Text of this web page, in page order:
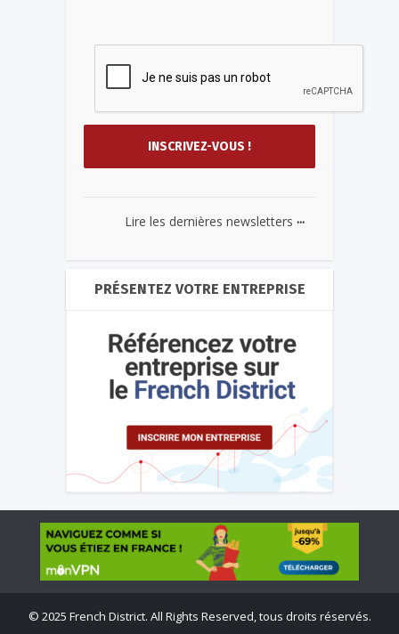
Lire les dernières newsletters ...
PRÉSENTEZ VOTRE ENTREPRISE
© 2025 French District. All Rights Reserved, tous droits réservés.